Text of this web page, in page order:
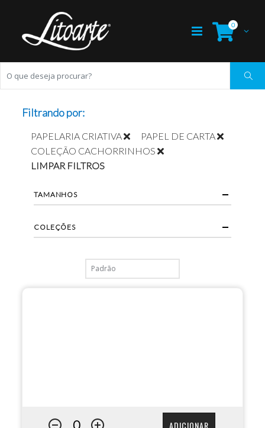
0
Filtrando por:
PAPELARIA CRIATIVA
PAPEL DE CARTA
COLEÇÃO CACHORRINHOS
LIMPAR FILTROS
TAMANHOS
COLEÇÕES